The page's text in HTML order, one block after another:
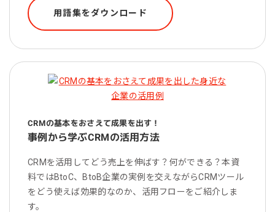
用語集をダウンロード
CRMの基本をおさえて成果を出す！
事例から学ぶCRMの活用方法
CRMを活用してどう売上を伸ばす？何ができる？本資
料ではBtoC、BtoB企業の実例を交えながらCRMツール
をどう使えば効果的なのか、活用フローをご紹介しま
す。